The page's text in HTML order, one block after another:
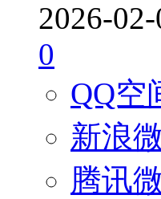
2026-
0
QQ空
新浪
腾讯